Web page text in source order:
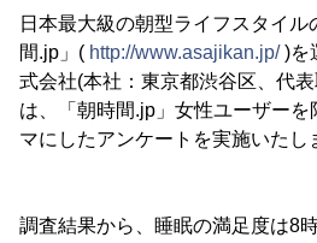
日本最大級の朝型ライフスタイ
間.jp」( http://www.asajikan.jp/)を
式会社(本社：東京都渋谷区、代
は、「朝時間.jp」女性ユーザー
マにしたアンケートを実施いたし
調査結果から、睡眠の満足度は8